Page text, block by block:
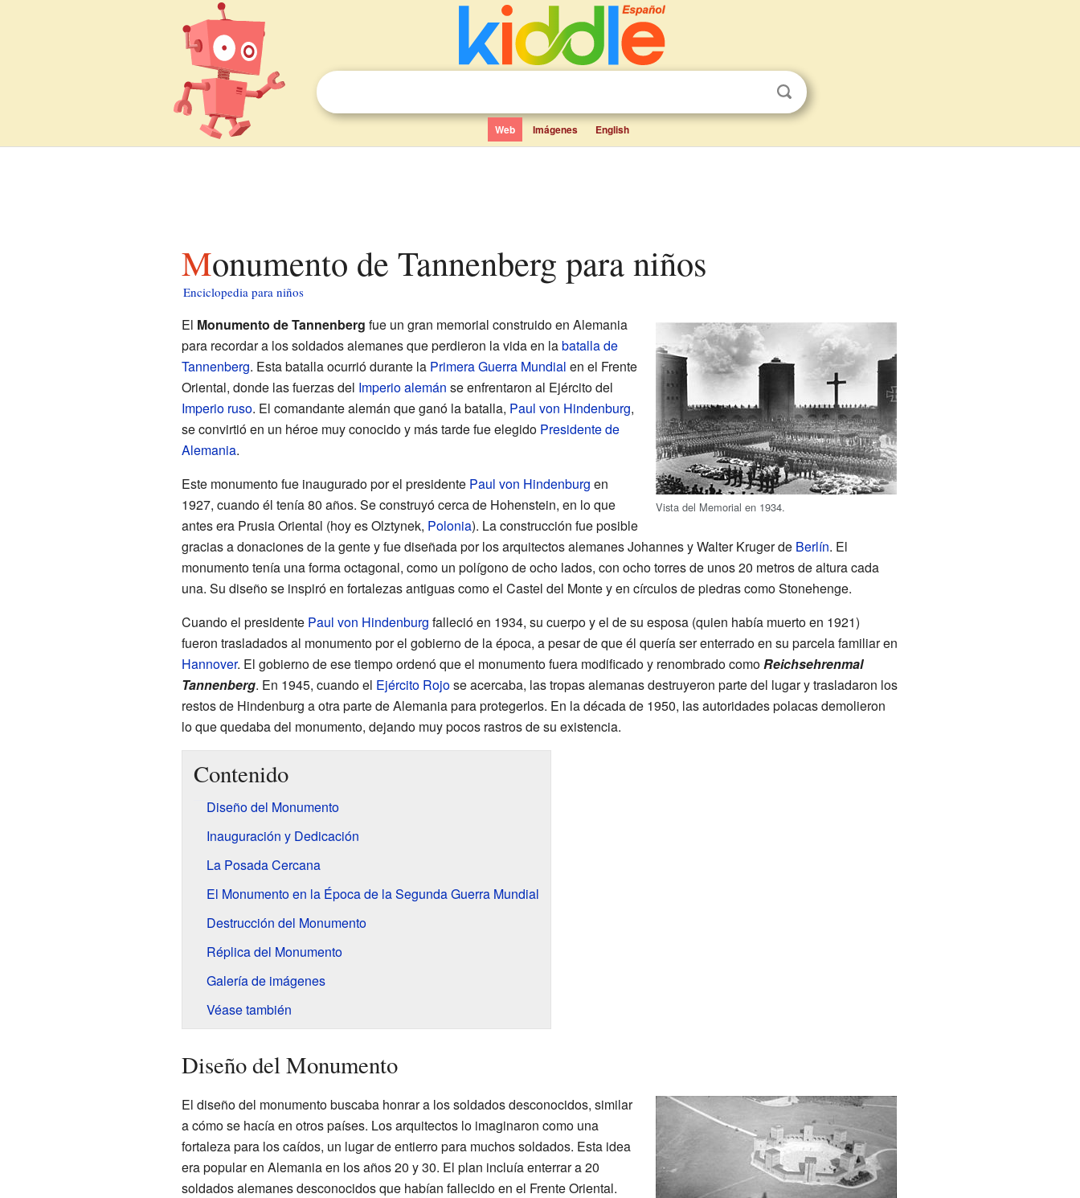
Web Imágenes English
Monumento de Tannenberg para niños
Enciclopedia para niños
Vista del Memorial en 1934.
El Monumento de Tannenberg fue un gran memorial construido en Alemania
para recordar a los soldados alemanes que perdieron la vida en labatalla de
Tannenberg. Esta batalla ocurrió durante la Primera Guerra Mundial en el Frente
Oriental, donde las fuerzas del Imperio alemán se enfrentaron al Ejército del
Imperio ruso. El comandante alemán que ganó la batalla, Paul von Hindenburg,
se convirtió en un héroe muy conocido y más tarde fue elegido Presidente de
Alemania.
Este monumento fue inaugurado por el presidente Paul von Hindenburg en
1927, cuando él tenía 80 años. Se construyó cerca de Hohenstein, en lo que
antes era Prusia Oriental (hoy es Olztynek, Polonia). La construcción fue posible
gracias a donaciones de la gente y fue diseñada por los arquitectos alemanes Johannes y Walter Kruger de Berlín. El
monumento tenía una forma octagonal, como un polígono de ocho lados, con ocho torres de unos 20 metros de altura cada
una. Su diseño se inspiró en fortalezas antiguas como el Castel del Monte y en círculos de piedras como Stonehenge.
Cuando el presidente Paul von Hindenburg falleció en 1934, su cuerpo y el de su esposa (quien había muerto en 1921)
fueron trasladados al monumento por el gobierno de la época, a pesar de que él quería ser enterrado en su parcela familiar en
Hannover. El gobierno de ese tiempo ordenó que el monumento fuera modificado y renombrado comoReichsehrenmal
Tannenberg. En 1945, cuando el Ejército Rojose acercaba, las tropas alemanas destruyeron parte del lugar y trasladaron los
restos de Hindenburg a otra parte de Alemania para protegerlos. En la década de 1950, las autoridades polacas demolieron
lo que quedaba del monumento, dejando muy pocos rastros de su existencia.
Contenido
Diseño del Monumento
Inauguración y Dedicación
La Posada Cercana
El Monumento en la Época de la Segunda Guerra Mundial
Destrucción del Monumento
Réplica del Monumento
Galería de imágenes
Véase también
Diseño del Monumento
El diseño del monumento buscaba honrar a los soldados desconocidos, similar
a cómo se hacía en otros países. Los arquitectos lo imaginaron como una
fortaleza para los caídos, un lugar de entierro para muchos soldados. Esta idea
era popular en Alemania en los años 20 y 30. El plan incluía enterrar a 20
soldados alemanes desconocidos que habían fallecido en el Frente Oriental.